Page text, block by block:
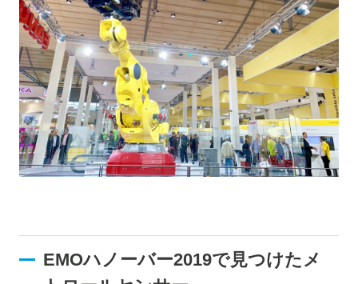
EMOハノーバー2019で見つけたメ